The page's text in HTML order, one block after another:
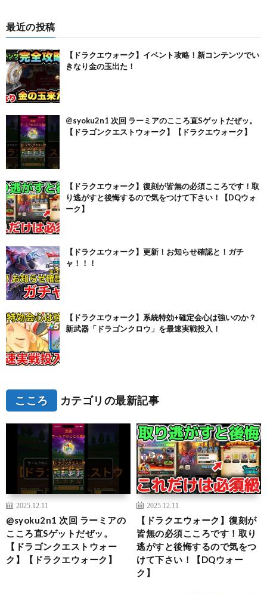
最近の投稿
【ドラクエウォーク】イベント攻略！新コンテンツでい
きなり金の玉出た！
@syoku2n1 次回 ラーミアのこころ直Sゲットだぜッ。
【ドラゴンクエストウォーク】【ドラクエウォーク】
【ドラクエウォーク】復刻が皆無の必須こころです！取
り逃がすと後悔するので気をつけて下さい！【DQウォ
ーク】
【ドラクエウォーク】更新！お知らせ確認と！ガチ
ャ！！！
【ドラクエウォーク】系統特効+確定会心は強いのか？
新武器「ドラゴンクロウ」を最速実戦投入！
こころ カテゴリの最新記事
2025.12.11
@syoku2n1 次回 ラーミアの
こころ直Sゲットだぜッ。
【ドラゴンクエストウォー
ク】【ドラクエウォーク】
2025.12.11
【ドラクエウォーク】復刻が
皆無の必須こころです！取り
逃がすと後悔するので気をつ
けて下さい！【DQウォー
ク】